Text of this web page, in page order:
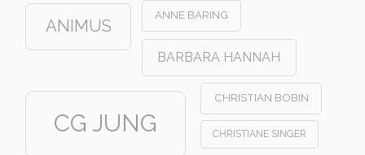
ANIMUS
ANNE BARING
BARBARA HANNAH
CG JUNG
CHRISTIAN BOBIN
CHRISTIANE SINGER